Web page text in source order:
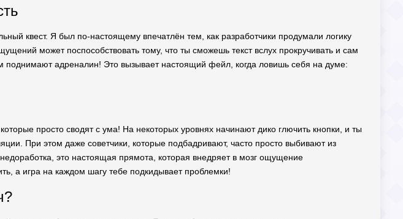
квест. Я был по-настоящему впечатлён тем, как разработчики продумали логику
может поспособствовать тому, что ты сможешь текст вслух прокручивать и сам
поднимают адреналин! Это вызывает настоящий фейл, когда ловишь себя на думе:
просто сводят с ума! На некоторых уровнях начинают дико глючить кнопки, и ты
При этом даже советчики, которые подбадривают, часто просто выбивают из
это настоящая прямота, которая внедряет в мозг ощущение
а игра на каждом шагу тебе подкидывает проблемки!